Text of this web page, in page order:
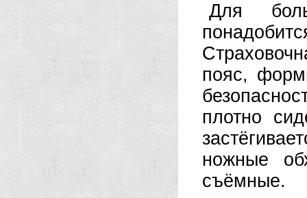
Для
пояс,
плотно
ножные
съёмные.